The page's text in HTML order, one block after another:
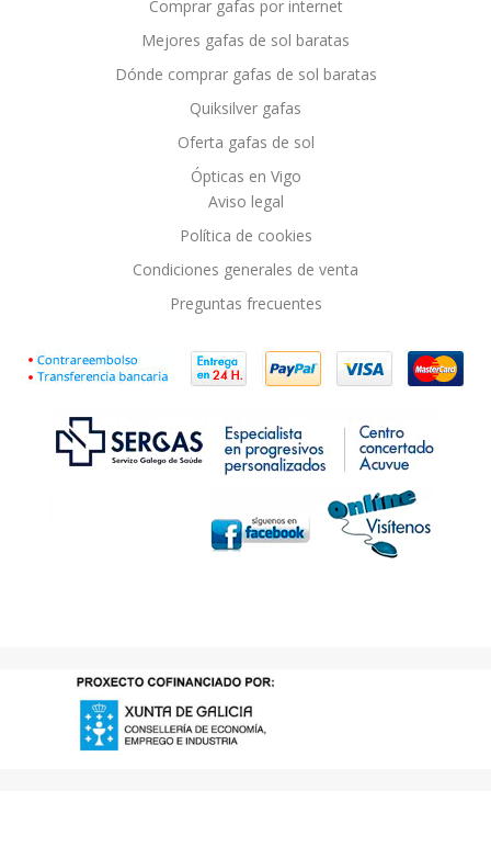
Comprar gafas por internet
Mejores gafas de sol baratas
Dónde comprar gafas de sol baratas
Quiksilver gafas
Oferta gafas de sol
Ópticas en Vigo
Aviso legal
Política de cookies
Condiciones generales de venta
Preguntas frecuentes